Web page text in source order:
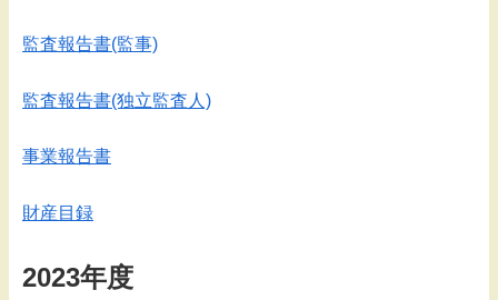
監査報告書(監事)
監査報告書(独立監査人)
事業報告書
財産目録
2023年度